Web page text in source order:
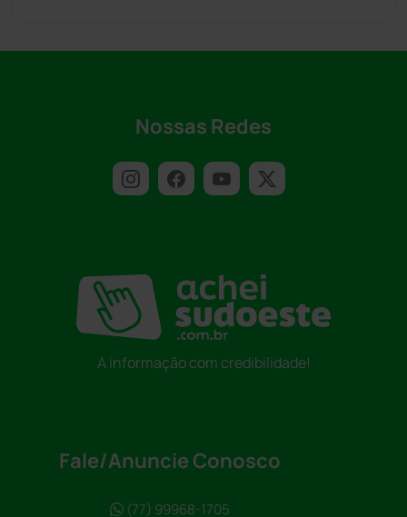
Nossas Redes
A informação com credibilidade!
Fale/Anuncie Conosco
(77) 99968-1705